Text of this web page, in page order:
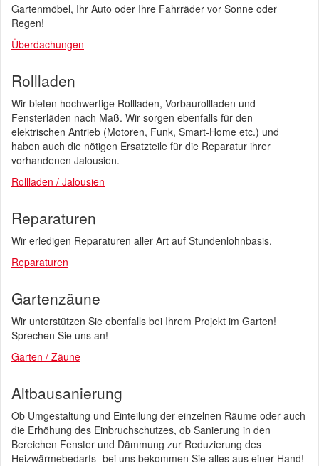
Gartenmöbel, Ihr Auto oder Ihre Fahrräder vor Sonne oder
Regen!
Überdachungen
Rollladen
Wir bieten hochwertige Rollladen, Vorbaurollladen und
Fensterläden nach Maß. Wir sorgen ebenfalls für den
elektrischen Antrieb (Motoren, Funk, Smart-Home etc.) und
haben auch die nötigen Ersatzteile für die Reparatur ihrer
vorhandenen Jalousien.
Rollladen / Jalousien
Reparaturen
Wir erledigen Reparaturen aller Art auf Stundenlohnbasis.
Reparaturen
Gartenzäune
Wir unterstützen Sie ebenfalls bei Ihrem Projekt im Garten!
Sprechen Sie uns an!
Garten / Zäune
Altbausanierung
Ob Umgestaltung und Einteilung der einzelnen Räume oder auch
die Erhöhung des Einbruchschutzes, ob Sanierung in den
Bereichen Fenster und Dämmung zur Reduzierung des
Heizwärmebedarfs- bei uns bekommen Sie alles aus einer Hand!